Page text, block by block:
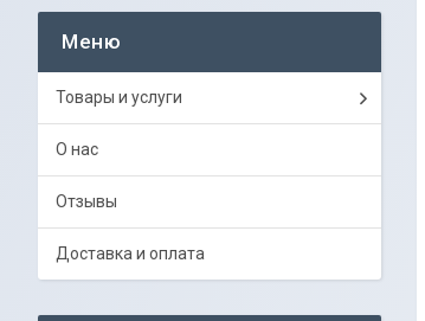
Товары и услуги
О нас
Отзывы
Доставка и оплата